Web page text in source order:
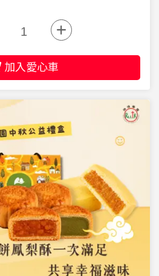
加入愛心車